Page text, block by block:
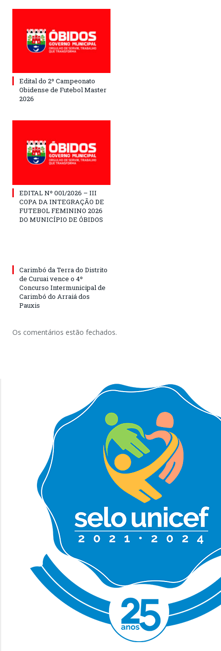
Edital do 2º Campeonato
Obidense de Futebol Master
2026
EDITAL Nº 001/2026 – III
COPA DA INTEGRAÇÃO DE
FUTEBOL FEMININO 2026
DO MUNICÍPIO DE ÓBIDOS
Carimbó da Terra do Distrito
de Curuai vence o 4º
Concurso Intermunicipal de
Carimbó do Arraiá dos
Pauxis
Os comentários estão fechados.